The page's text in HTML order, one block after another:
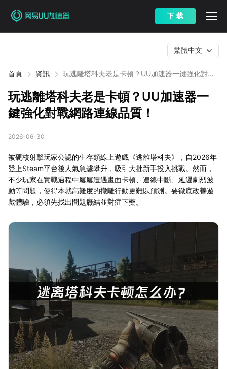
下 载
首頁 資訊
玩逃離塔科夫老是卡頓？UU加速器一鍵強化對戰
繁體中文
玩逃離塔科夫老是卡頓？UU加速器一
鍵強化對戰網路連線品質！
2026-06-30
被硬核射擊玩家公認的生存類線上遊戲《逃離塔科夫》，自2026年
登上Steam平台後人氣急遽攀升，吸引大批新手投入挑戰。然而，
不少玩家在實戰過程中屢屢遭遇畫面卡頓、連線中斷、延遲劇烈波
動等問題，使得本就高難度的撤離行動更難以預測。要徹底改善遊
戲體驗，必須先找出問題癥結並對症下藥。